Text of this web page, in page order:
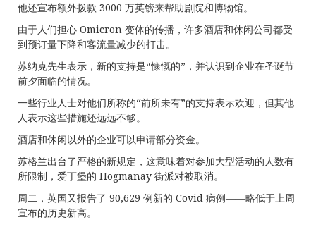
他还宣布额外拨款 3000 万英镑来帮助剧院和博物馆。
由于人们担心 Omicron 变体的传播，许多酒店和休闲公司都受
到预订量下降和客流量减少的打击。
苏纳克先生表示，新的支持是“慷慨的”，并认识到企业在圣诞节
前夕面临的情况。
一些行业人士对他们所称的“前所未有”的支持表示欢迎，但其他
人表示这些措施还远远不够。
酒店和休闲以外的企业可以申请部分资金。
苏格兰出台了严格的新规定，这意味着对参加大型活动的人数有
所限制，爱丁堡的 Hogmanay 街派对被取消。
周二，英国又报告了 90,629 例新的 Covid 病例——略低于上周
宣布的历史新高。